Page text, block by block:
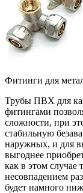
Фитинги для
Трубы ПВХ для
фитингами
сложности, при
стабильную
наружных, и для
выгоднее
как в этом
несовпадением
будет намного